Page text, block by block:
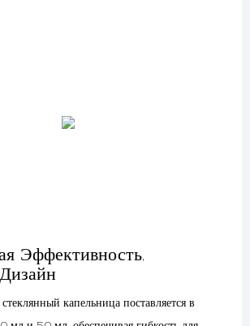
Эффективность,
капельница поставляется в